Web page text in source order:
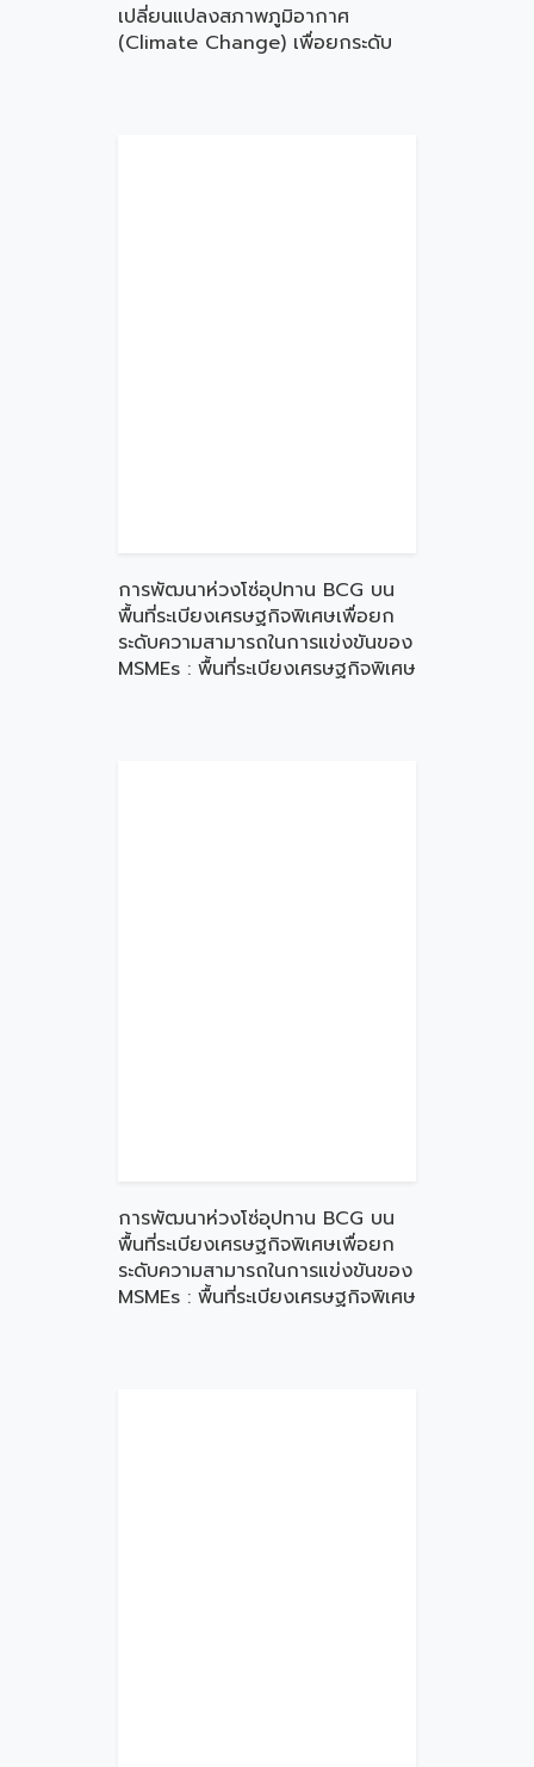
เปลี่ยนแปลงสภาพภูมิอากาศ
(Climate Change) เพื่อยกระดับ
การพัฒนาห่วงโซ่อุปทาน BCG บน
พื้นที่ระเบียงเศรษฐกิจพิเศษเพื่อยก
ระดับความสามารถในการแข่งขันของ
MSMEs : พื้นที่ระเบียงเศรษฐกิจพิเศษ
การพัฒนาห่วงโซ่อุปทาน BCG บน
พื้นที่ระเบียงเศรษฐกิจพิเศษเพื่อยก
ระดับความสามารถในการแข่งขันของ
MSMEs : พื้นที่ระเบียงเศรษฐกิจพิเศษ